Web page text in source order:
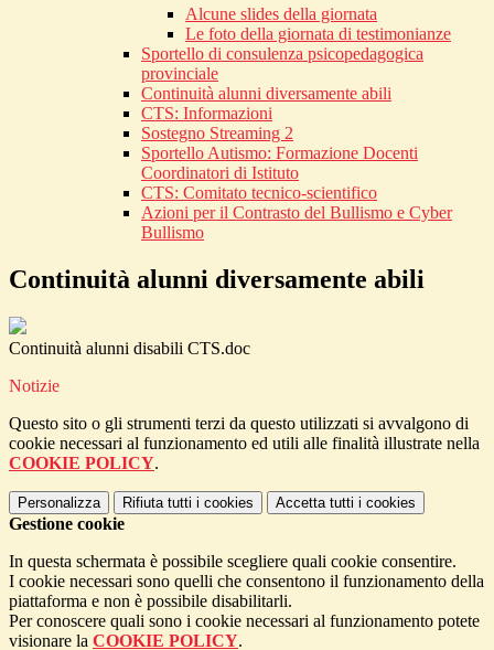
Alcune slides della giornata
Le foto della giornata di testimonianze
Sportello di consulenza psicopedagogica
provinciale
Continuità alunni diversamente abili
CTS: Informazioni
Sostegno Streaming 2
Sportello Autismo: Formazione Docenti
Coordinatori di Istituto
CTS: Comitato tecnico-scientifico
Azioni per il Contrasto del Bullismo e Cyber
Bullismo
Continuità alunni diversamente abili
Continuità alunni disabili CTS.doc
Notizie
Questo sito o gli strumenti terzi da questo utilizzati si avvalgono di
cookie necessari al funzionamento ed utili alle finalità illustrate nella
COOKIE POLICY.
Personalizza Rifiuta tutti i cookies Accetta tutti i cookies
Gestione cookie
In questa schermata è possibile scegliere quali cookie consentire.
I cookie necessari sono quelli che consentono il funzionamento della
piattaforma e non è possibile disabilitarli.
Per conoscere quali sono i cookie necessari al funzionamento potete
visionare la COOKIE POLICY.